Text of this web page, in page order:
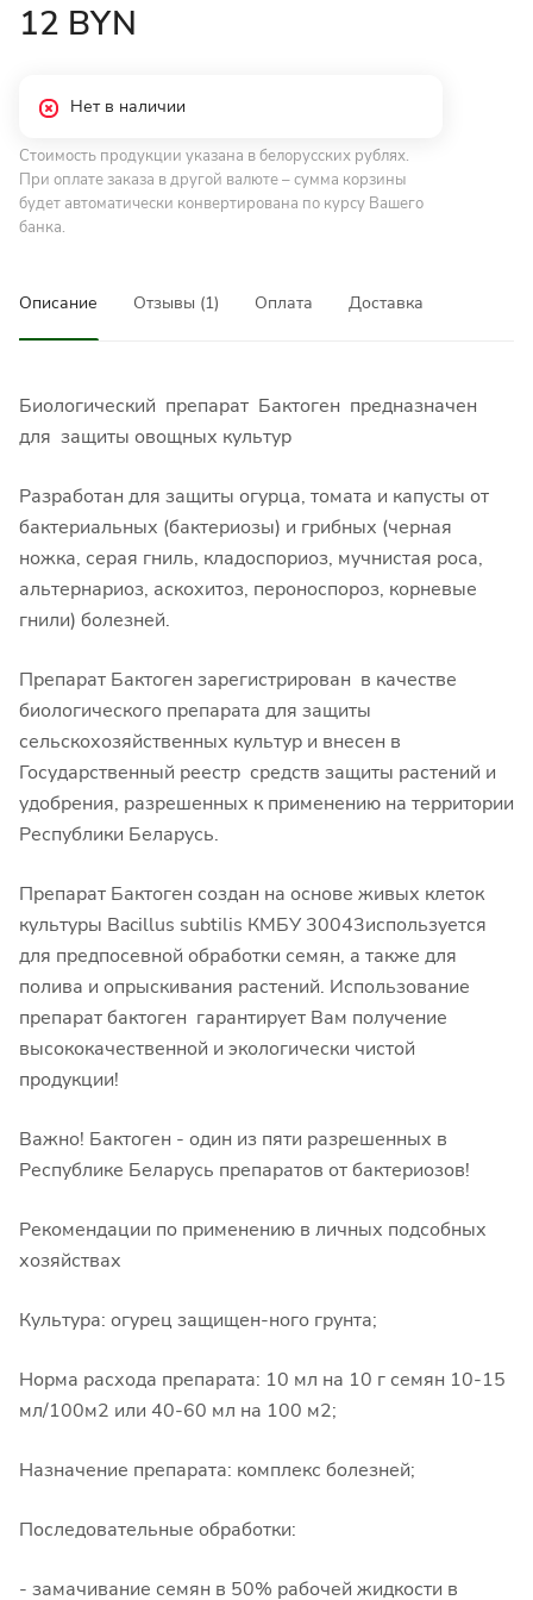
12 BYN
Нет в наличии
Стоимость продукции указана в белорусских рублях.
При оплате заказа в другой валюте – сумма корзины
будет автоматически конвертирована по курсу Вашего
банка.
Описание Отзывы (1) Оплата Доставка
Биологический препарат Бактоген предназначен
для защиты овощных культур
Разработан для защиты огурца, томата и капусты от
бактериальных (бактериозы) и грибных (черная
ножка, серая гниль, кладоспориоз, мучнистая роса,
альтернариоз, аскохитоз, пероноспороз, корневые
гнили) болезней.
Препарат Бактоген зарегистрирован в качестве
биологического препарата для защиты
сельскохозяйственных культур и внесен в
Государственный реестр средств защиты растений и
удобрения, разрешенных к применению на территории
Республики Беларусь.
Препарат Бактоген создан на основе живых клеток
культуры Bacillus subtilis КМБУ 30043используется
для предпосевной обработки семян, а также для
полива и опрыскивания растений. Использование
препарат бактоген гарантирует Вам получение
высококачественной и экологически чистой
продукции!
Важно! Бактоген - один из пяти разрешенных в
Республике Беларусь препаратов от бактериозов!
Рекомендации по применению в личных подсобных
хозяйствах
Культура: огурец защищен-ного грунта;
Норма расхода препарата: 10 мл на 10 г семян 10-15
мл/100м2 или 40-60 мл на 100 м2;
Назначение препарата: комплекс болезней;
Последовательные обработки:
- замачивание семян в 50% рабочей жидкости в